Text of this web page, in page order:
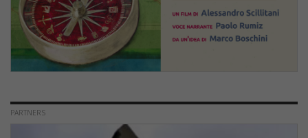
PARTNERS